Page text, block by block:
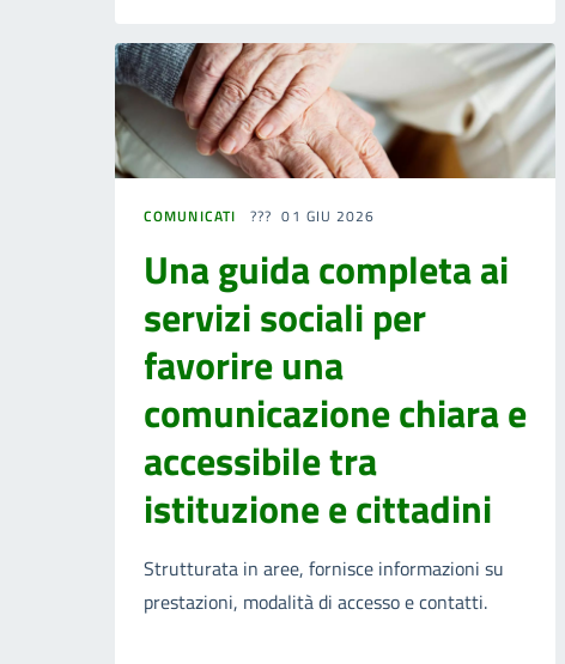
COMUNICATI 01 GIU 2026
Una guida completa ai
servizi sociali per
favorire una
comunicazione chiara e
accessibile tra
istituzione e cittadini
Strutturata in aree, fornisce informazioni su
prestazioni, modalità di accesso e contatti.